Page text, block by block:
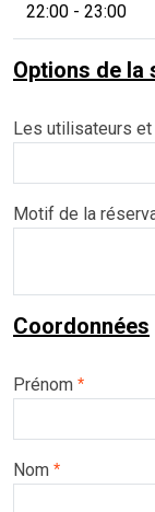
22:00 - 23:00
Options de la
Les utilisateurs
Motif de la
Coordonnées
Prénom *
Nom *